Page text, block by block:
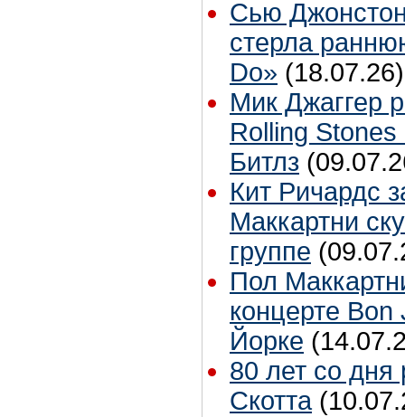
Сью
стерла
Do» (18.07.26)
Мик Джаггер
Rolling Stones
Битлз
Кит Ричардс
Маккартни
группе
Пол
концерте
Йорке
80 лет со
Скотта